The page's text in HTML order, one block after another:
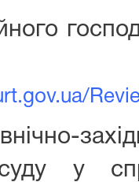
суду у